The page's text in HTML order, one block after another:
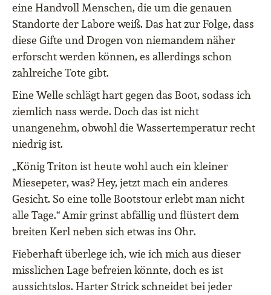
eine Handvoll Menschen, die um die genauen
Standorte der Labore weiß. Das hat zur Folge, dass
diese Gifte und Drogen von niemandem näher
erforscht werden können, es allerdings schon
zahlreiche Tote gibt.
Eine Welle schlägt hart gegen das Boot, sodass ich
ziemlich nass werde. Doch das ist nicht
unangenehm, obwohl die Wassertemperatur recht
niedrig ist.
„König Triton ist heute wohl auch ein kleiner
Miesepeter, was? Hey, jetzt mach ein anderes
Gesicht. So eine tolle Bootstour erlebt man nicht
alle Tage.“ Amir grinst abfällig und flüstert dem
breiten Kerl neben sich etwas ins Ohr.
Fieberhaft überlege ich, wie ich mich aus dieser
misslichen Lage befreien könnte, doch es ist
aussichtslos. Harter Strick schneidet bei jeder